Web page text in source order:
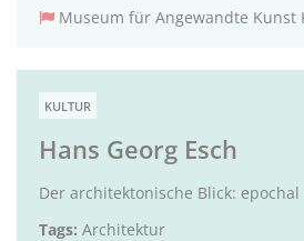
Museum für Angewandte Kunst
KULTUR
Hans Georg Esch
Der architektonische Blick: epochal
Tags: Architektur